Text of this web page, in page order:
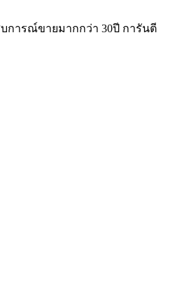
การณ์ขายมากกว่า 30ปี การันตี